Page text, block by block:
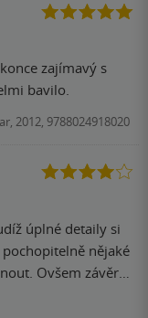
zajímavý s
bavilo.
2012, 9788024918020
nějaké
Ovšem závěr v
doporučuji,